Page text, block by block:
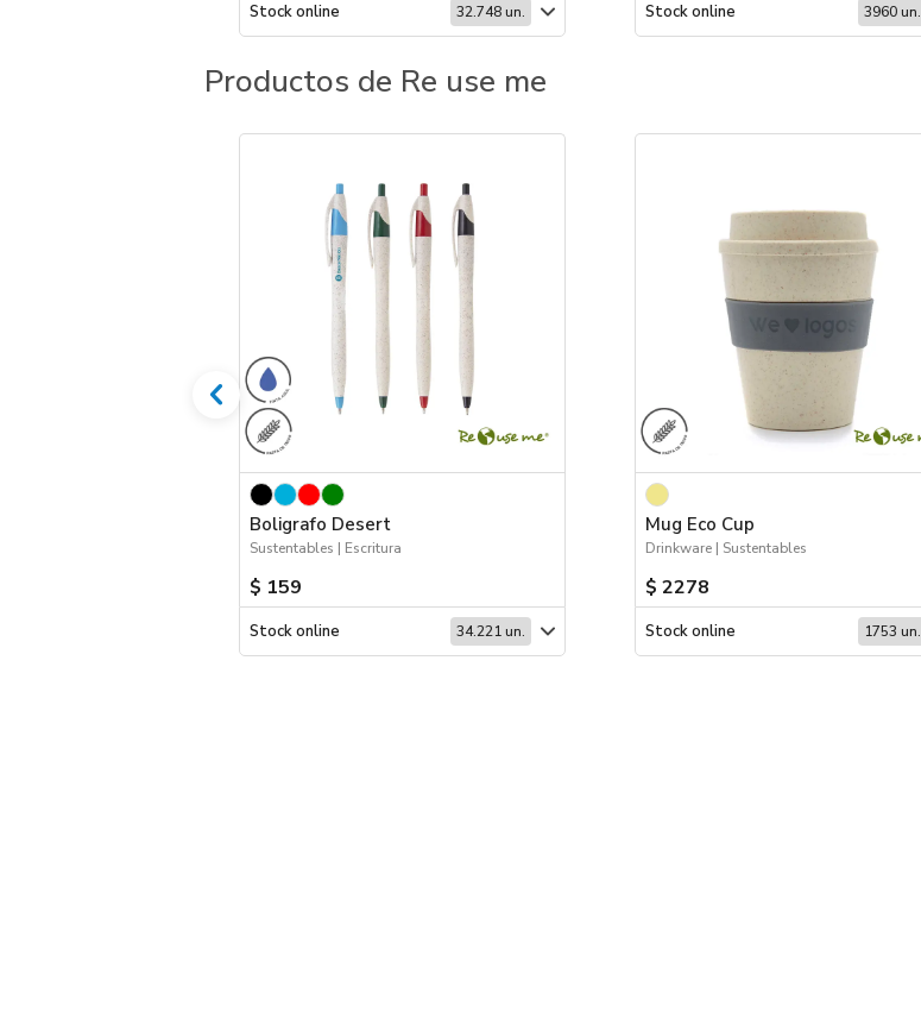
Stock online 32.748 un. Stock online 3960 un.
Productos de Re use me
Boligrafo Desert
Sustentables | Escritura
$ 159
Stock online 34.221 un.
Mug Eco Cup
Drinkware | Sustentables
$ 2278
Stock online 1753 un.